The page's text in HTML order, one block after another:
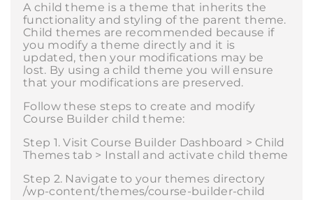
A child theme is a theme that inherits the
functionality and styling of the parent theme.
Child themes are recommended because if
you modify a theme directly and it is
updated, then your modifications may be
lost. By using a child theme you will ensure
that your modifications are preserved.
Follow these steps to create and modify
Course Builder child theme:
Step 1. Visit Course Builder Dashboard > Child
Themes tab > Install and activate child theme
Step 2. Navigate to your themes directory
/wp-content/themes/course-builder-child